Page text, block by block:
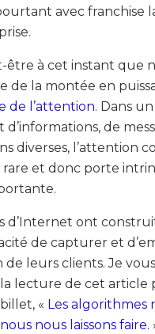
avec franchise
être à cet instant que
de la montée en
de l’attention. Dans
d’informations, de
diverses, l’attention
rare et donc porte
d’Internet ont
de capturer et
de leurs clients. Je
lecture de cet article
« Les
nous laissons faire.